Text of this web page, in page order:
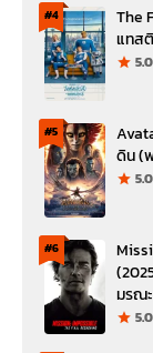
#4
The
แทส
5.0
#5
ดิน (
5.0
#6
มรณ
5.0